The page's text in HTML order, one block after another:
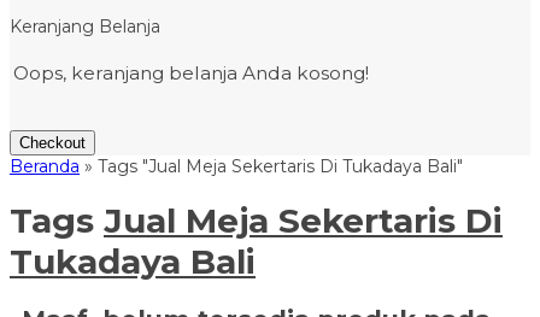
Keranjang Belanja
Oops, keranjang belanja Anda kosong!
Checkout
Beranda » Tags "Jual Meja Sekertaris Di Tukadaya Bali"
Tags Jual Meja Sekertaris Di
Tukadaya Bali